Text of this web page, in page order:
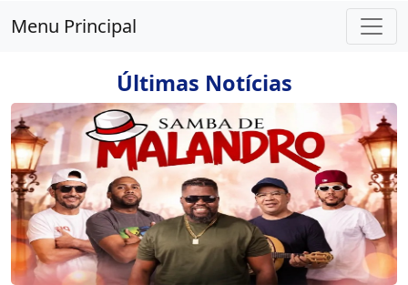
Menu Principal
Últimas Notícias